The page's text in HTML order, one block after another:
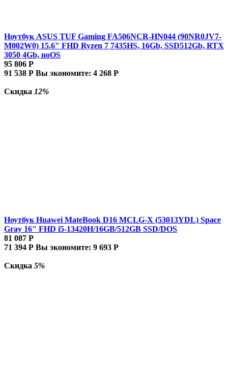
Ноутбук ASUS TUF Gaming FA506NCR-HN044 (90NR0JV7-
M002W0) 15.6" FHD Ryzen 7 7435HS, 16Gb, SSD512Gb, RTX
3050 4Gb, noOS
95 806 Р
91 538 Р Вы экономите: 4 268 Р
Скидка 12%
Ноутбук Huawei MateBook D16 MCLG-X (53013YDL) Space
Gray 16" FHD i5-13420H/16GB/512GB SSD/DOS
81 087 Р
71 394 Р Вы экономите: 9 693 Р
Скидка 5%